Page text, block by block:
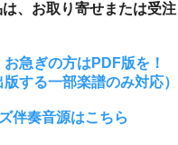
、お取り寄せまたは受注
急ぎの方はPDF版を！
する一部楽譜のみ対応）
伴奏音源はこちら